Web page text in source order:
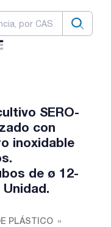
SERO-
con
inoxidable
de ø 12-
PLÁSTICO